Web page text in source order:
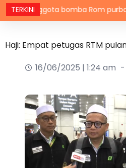
TERKINI
anggota bomba Rom purba
Haji: Empat petugas RTM
16/06/2025 | 1:24 am